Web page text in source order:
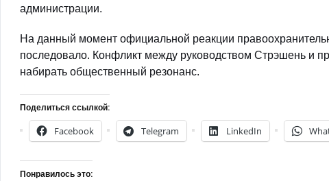
администрации.
На данный момент официальной реакции
последовало. Конфликт между руководством Стрэшень и
набирать общественный резонанс.
Поделиться ссылкой:
Facebook
Telegram LinkedIn
Понравилось это: